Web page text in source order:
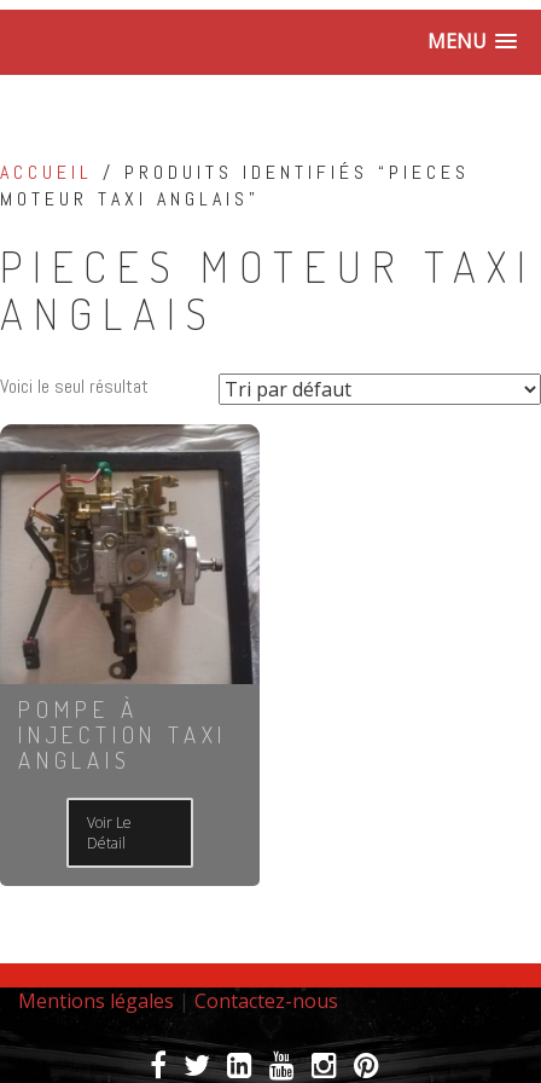
MENU
ACCUEIL / PRODUITS IDENTIFIÉS “PIECES
MOTEUR TAXI ANGLAIS”
PIECES MOTEUR TAXI
ANGLAIS
Voici le seul résultat
POMPE À
INJECTION TAXI
ANGLAIS
Voir Le
Détail
Mentions légales | Contactez-nous